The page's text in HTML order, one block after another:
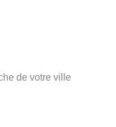
de votre ville